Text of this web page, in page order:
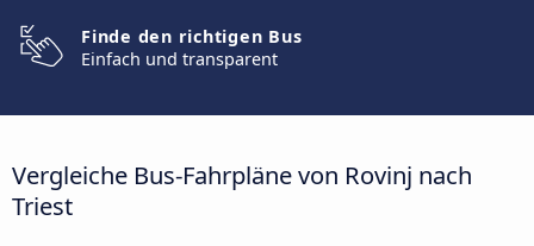
Finde den richtigen Bus
Einfach und transparent
Vergleiche Bus-Fahrpläne von Rovinj nach
Triest